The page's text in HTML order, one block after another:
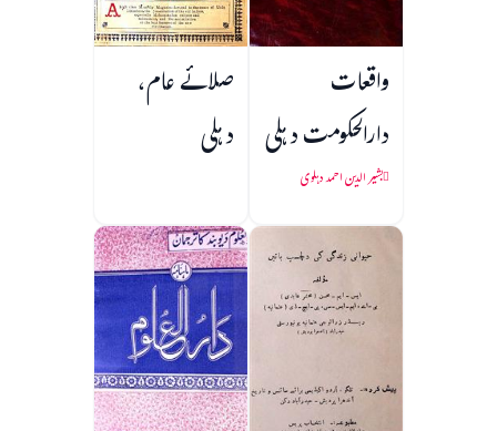
واقعات
دارالحکومت دہلی
بشیر الدین احمد دہلوی
صلائے عام،
دہلی